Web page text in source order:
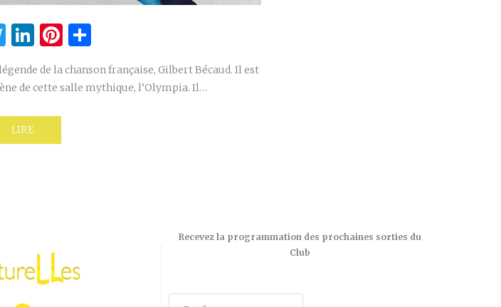
Twitter
LinkedIn
Pinterest
de la chanson française, Gilbert Bécaud. Il est
de cette salle mythique, l’Olympia. Il…
LIRE
Recevez la programmation des prochaines sorties du
Club